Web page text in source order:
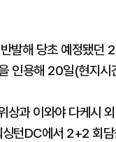
발해 당초 예정됐던
인용해 20일(현지시
상과 이와야 다케시
턴DC에서 2+2 회